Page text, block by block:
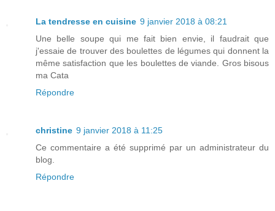
La tendresse en cuisine 9 janvier 2018 à 08:21
Une belle soupe qui me fait bien envie, il faudrait que
j'essaie de trouver des boulettes de légumes qui donnent la
même satisfaction que les boulettes de viande. Gros bisous
ma Cata
Répondre
christine 9 janvier 2018 à 11:25
Ce commentaire a été supprimé par un administrateur du
blog.
Répondre